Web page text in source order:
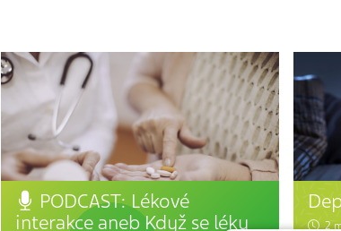
PODCAST: Lékové
interakce aneb Když se léky
2